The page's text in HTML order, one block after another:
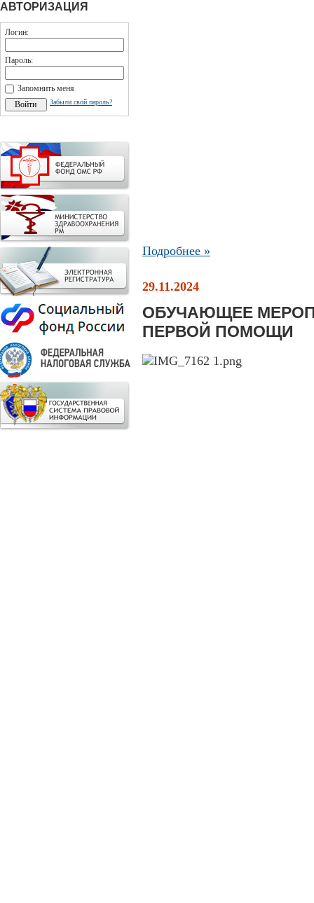
АВТОРИЗАЦИЯ
Логин:
Пароль:
Запомнить меня
Забыли свой пароль?
Подробнее »
29.11.2024
ОБУЧАЮЩЕЕ
ПЕРВОЙ ПОМОЩИ